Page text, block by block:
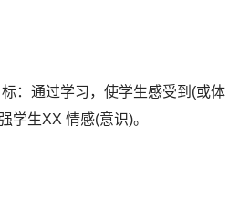
：通过学习，使学生感受到(或体
学生XX 情感(意识)。